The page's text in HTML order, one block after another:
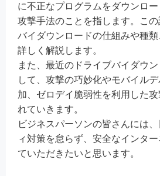
に不正なプログラムをダウンロ
攻撃手法のことを指します。こ
バイダウンロードの仕組みや種
詳しく解説します。
また、最近のドライブバイダウ
して、攻撃の巧妙化やモバイル
加、ゼロデイ脆弱性を利用した
れていきます。
ビジネスパーソンの皆さんには
ィ対策を怠らず、安全なインタ
ていただきたいと思います。